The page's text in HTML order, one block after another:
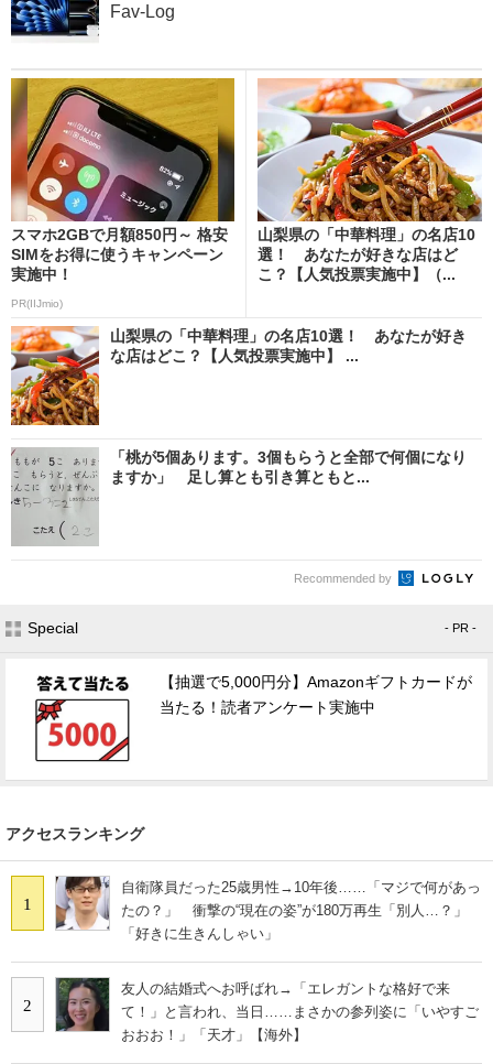
Fav-Log
スマホ2GBで月額850円～ 格安
SIMをお得に使うキャンペーン
実施中！
PR(IIJmio)
山梨県の「中華料理」の名店10
選！ あなたが好きな店はど
こ？【人気投票実施中】（...
山梨県の「中華料理」の名店10選！ あなたが好き
な店はどこ？【人気投票実施中】 ...
「桃が5個あります。3個もらうと全部で何個になり
ますか」 足し算とも引き算ともと...
Recommended by
Special - PR -
【抽選で5,000円分】Amazonギフトカードが
当たる！読者アンケート実施中
アクセスランキング
1
自衛隊員だった25歳男性→10年後……「マジで何があっ
たの？」 衝撃の“現在の姿”が180万再生「別人…？」
「好きに生きんしゃい」
2
友人の結婚式へお呼ばれ→「エレガントな格好で来
て！」と言われ、当日……まさかの参列姿に「いやすご
おおお！」「天才」【海外】